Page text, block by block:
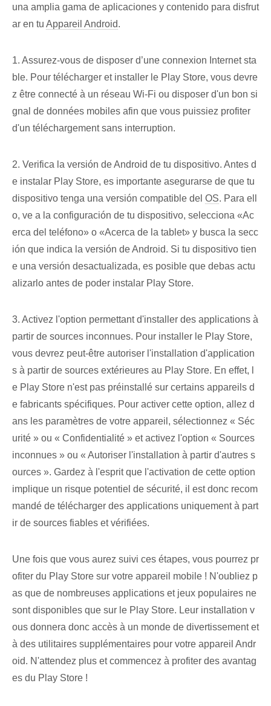
una amplia‍ gama de aplicaciones y contenido para disfrut
ar en tu Appareil Android.
1. Assurez-vous de disposer d’une connexion Internet sta
ble. Pour télécharger et installer le Play Store, vous devre
z être connecté à un réseau Wi-Fi ou disposer d'un bon si
gnal de données mobiles afin que vous puissiez profiter
d'un téléchargement sans interruption.
2. Verifica la ⁤versión de Android de tu dispositivo. Antes d
e ⁣instalar Play Store,‍ es⁣ importante asegurarse de que tu
dispositivo tenga una versión compatible del OS.⁣ Para ell
o, ve a la configuración de‌ tu dispositivo, ‍selecciona «Ac
erca del⁤ teléfono» o «Acerca de la tablet» y busca la secc
ión que indica la versión de Android. Si tu dispositivo tien
e una versión desactualizada, es posible que debas actu
alizarlo antes de poder instalar Play ‌Store.
3. Activez⁢ l'option permettant d'installer des applications à
partir de sources inconnues.​ Pour installer le Play Store,
vous devrez peut-être autoriser l'installation d'application
s à partir de sources extérieures au Play Store. En effet, l
e Play Store n'est pas préinstallé sur certains appareils d
e fabricants spécifiques. Pour activer cette option, allez d
ans les paramètres de votre appareil, sélectionnez « Séc
urité » ou « Confidentialité » et activez l'option « Sources
inconnues » ou « Autoriser l'installation à partir d'autres s
ources ». Gardez à l'esprit que l'activation de cette option
implique un risque potentiel de sécurité, il est donc recom
mandé de télécharger des applications uniquement à part
ir de sources fiables et vérifiées.
Une fois que vous aurez suivi ces étapes, vous pourrez pr
ofiter du Play Store sur votre appareil mobile ! N'oubliez p
as que de nombreuses applications et jeux populaires ne
sont disponibles que sur le Play Store. Leur installation v
ous donnera donc accès à un monde de divertissement et
à des utilitaires supplémentaires pour votre appareil Andr
oid. N'attendez plus et commencez à profiter des avantag
es du Play Store !